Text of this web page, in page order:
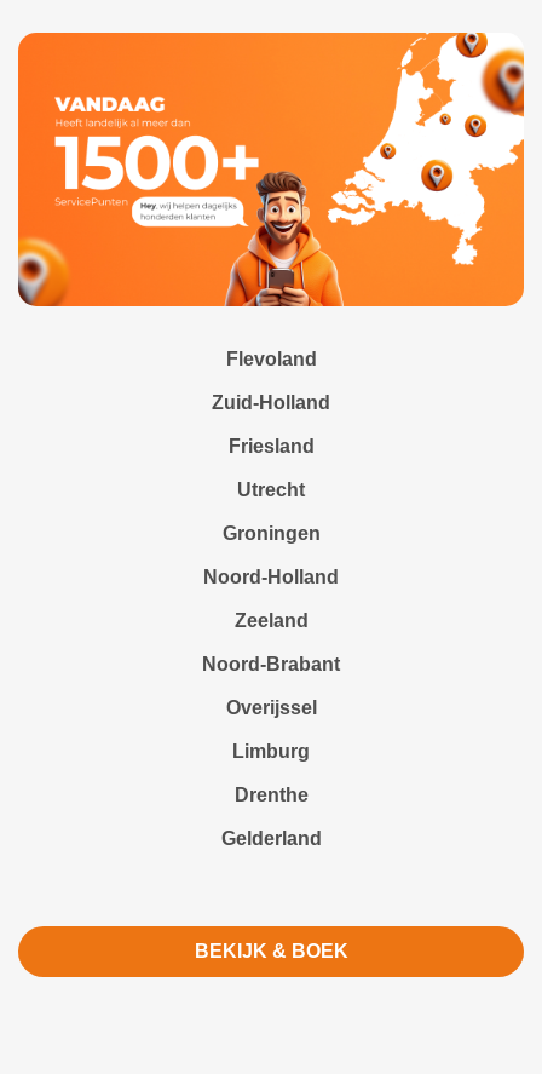
Flevoland
Zuid-Holland
Friesland
Utrecht
Groningen
Noord-Holland
Zeeland
Noord-Brabant
Overijssel
Limburg
Drenthe
Gelderland
BEKIJK & BOEK